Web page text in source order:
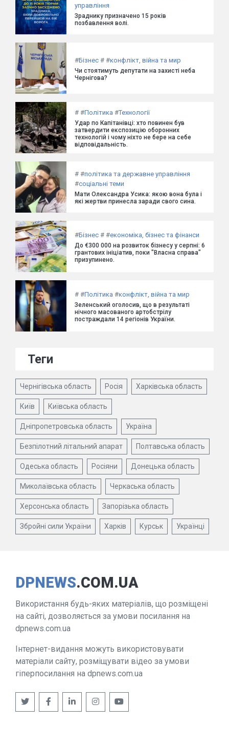
управління
Зраднику призначено 15 років
позбавлення волі.
#Бізнес # #конфлікт, війна та мир
Чи стоятимуть депутати на захисті неба
Чернігова?
# #Політика #Технології
Удар по Капітанівці: хто повинен був
затвердити експозицію оборонних
технологій і чому ніхто не бере на себе
відповідальність.
# #політика та державне управління
#соціальні теми
Мати Олександра Усика: якою вона була і
які жертви принесла заради свого сина.
#Бізнес # #економіка, бізнес та фінанси
До €300 000 на розвиток бізнесу у серпні: 6
грантових ініціатив, поки "Власна справа"
призупинено.
# #Політика #конфлікт, війна та мир
Зеленський оголосив, що в результаті
нічного масованого артобстрілу
постраждали 14 регіонів України.
Теги
Чернігівська область Росія Харківська область
Київ Київська область
Дніпропетровська область Україна
Безпілотний літальний апарат Полтавська область
Одеська область Росіяни Донецька область
Миколаївська область Черкаська область
Херсонська область Запорізька область
Збройні сили України Харків Курськ Українці
DPNEWS.COM.UA
Використання будь-яких матеріалів, що розміщені
на сайті, дозволяється за умови посилання на
dpnews.com.ua
Інтернет-видання можуть використовувати
матеріали сайту, розміщувати відео за умови
гіперпосилання на dpnews.com.ua